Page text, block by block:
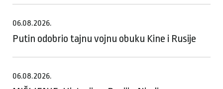
06.08.2026.
Putin odobrio tajnu vojnu obuku Kine i Rusije
06.08.2026.